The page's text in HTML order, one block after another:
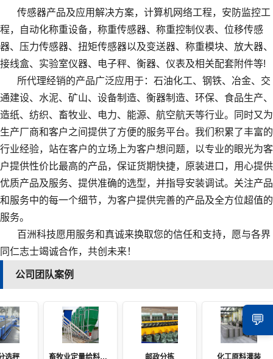
传感器产品及应用解决方案，计算机网络工程，安防监控工
程，自动化称重设备，称重传感器、称重控制仪表、位移传感
器、压力传感器、扭矩传感器以及变送器、称重模块、放大器、
接线盒、实验室仪器、电子秤、衡器、仪表及相关配套附件等!
所代理经销的产品广泛应用于：石油化工、钢铁、冶金、交
通建设、水泥、矿山、设备制造、衡器制造、环保、食品生产、
造纸、纺织、畜牧业、电力、能源、航空航天等行业。同时又为
生产厂商和客户之间提供了方便的服务平台。我们积累了丰富的
行业经验，站在客户的立场上为客户想问题，以专业的眼光为客
户提供性价比最高的产品，保证货期快捷，原装进口，用心提供
优质产品及服务、提供准确的选型，并指导安装调试。关注产品
和服务中的每一个细节，为客户提供完善的产品及全方位超值的
服务。
百洲科技愿用服务和真诚来换取您的信任和支持，愿与各界
同仁志士竭诚合作，共创未来！
公司团队案例
选秤 畜牧业定量给料系统 邮政分拣 化工原料灌装
💬